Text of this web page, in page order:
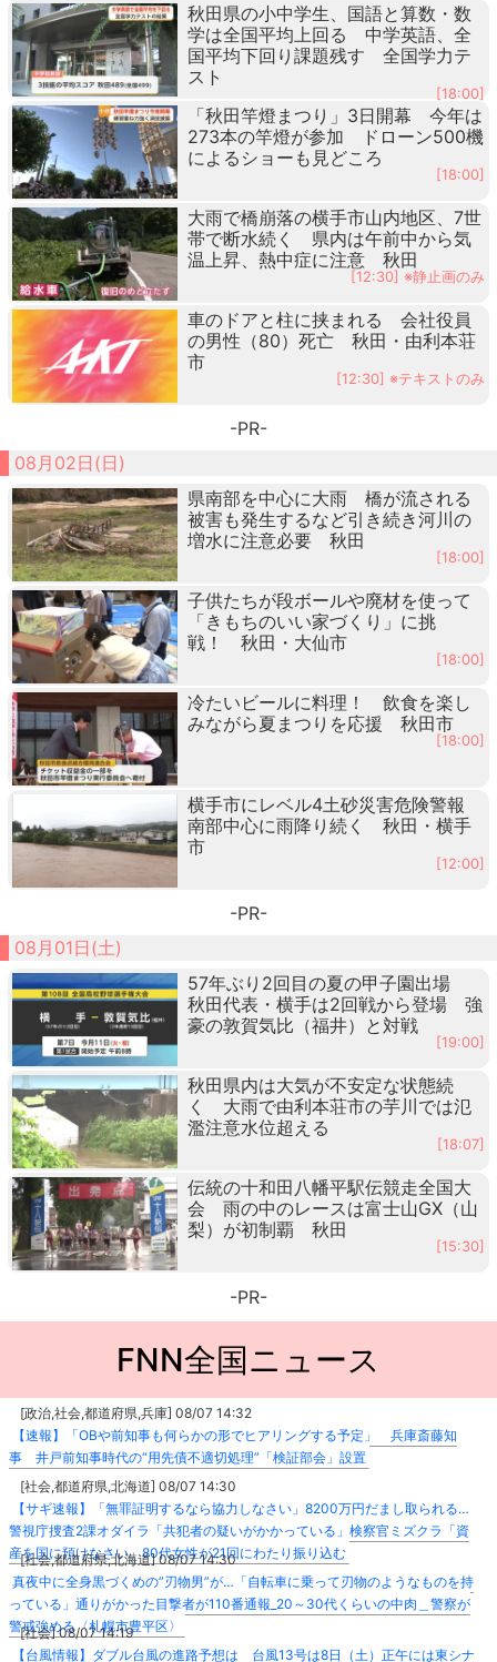
秋田県の小中学生、国語と算数・数
学は全国平均上回る 中学英語、全
国平均下回り課題残す 全国学力テ
スト
[18:00]
「秋田竿燈まつり」3日開幕 今年は
273本の竿燈が参加 ドローン500機
によるショーも見どころ
[18:00]
大雨で橋崩落の横手市山内地区、7世
帯で断水続く 県内は午前中から気
温上昇、熱中症に注意 秋田
[12:30] ※静止画のみ
車のドアと柱に挟まれる 会社役員
の男性（80）死亡 秋田・由利本荘
市
[12:30] ※テキストのみ
-PR-
08月02日(日)
県南部を中心に大雨 橋が流される
被害も発生するなど引き続き河川の
増水に注意必要 秋田
[18:00]
子供たちが段ボールや廃材を使って
「きもちのいい家づくり」に挑
戦！ 秋田・大仙市
[18:00]
冷たいビールに料理！ 飲食を楽し
みながら夏まつりを応援 秋田市
[18:00]
横手市にレベル4土砂災害危険警報
南部中心に雨降り続く 秋田・横手
市
[12:00]
-PR-
08月01日(土)
57年ぶり2回目の夏の甲子園出場
秋田代表・横手は2回戦から登場 強
豪の敦賀気比（福井）と対戦
[19:00]
秋田県内は大気が不安定な状態続
く 大雨で由利本荘市の芋川では氾
濫注意水位超える
[18:07]
伝統の十和田八幡平駅伝競走全国大
会 雨の中のレースは富士山GX（山
梨）が初制覇 秋田
[15:30]
-PR-
FNN全国ニュース
[政治,社会,都道府県,兵庫] 08/07 14:32
【速報】「OBや前知事も何らかの形でヒアリングする予定」 兵庫斎藤知
事 井戸前知事時代の“用先債不適切処理”「検証部会」設置
[社会,都道府県,北海道] 08/07 14:30
【サギ速報】「無罪証明するなら協力しなさい」8200万円だまし取られる…
警視庁捜査2課オダイラ「共犯者の疑いがかかっている」検察官ミズクラ「資
産を国に預けなさい」80代女性が21回にわたり振り込む
[社会,都道府県,北海道] 08/07 14:30
真夜中に全身黒づくめの”刃物男”が…「自転車に乗って刃物のようなものを持
っている」通りがかった目撃者が110番通報_20～30代くらいの中肉＿警察が
警戒強める〈札幌市豊平区〉
[社会] 08/07 14:19
【台風情報】ダブル台風の進路予想は 台風13号は8日（土）正午には東シナ